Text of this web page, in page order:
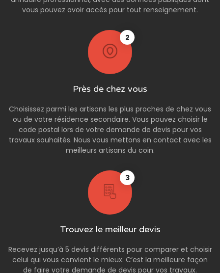
vous pouvez avoir accès pour tout renseignement.
2
Près de chez vous
Choisissez parmi les artisans les plus proches de chez vous
ou de votre résidence secondaire. Vous pouvez choisir le
code postal lors de votre demande de devis pour vos
travaux souhaités. Nous vous mettons en contact avec les
meilleurs artisans du coin.
3
Trouvez le meilleur devis
Recevez jusqu’à 5 devis différents pour comparer et choisir
celui qui vous convient le mieux. C’est la meilleure façon
de faire votre demande de devis pour vos travaux.